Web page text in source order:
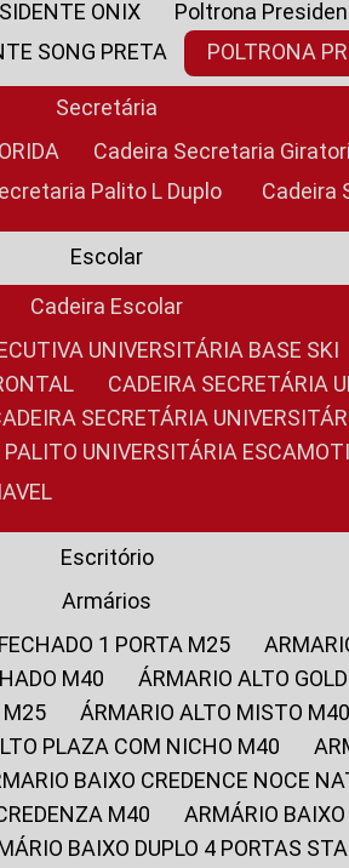
ONIX
Poltrona
SONG PRETA POLTRONA
Secretária
Cadeira Secretaria
Palito L Duplo
Escolar
Cadeira Escolar
UNIVERSITÁRIA BASE SKI
CADEIRA SECRETÁRIA
CADEIRA SECRETÁRIA
PALITO UNIVERSITÁRIA
Escritório
Armários
1 PORTA M25
M40
ÁRMARIO ALTO
M25
ÁRMARIO ALTO MISTO M40
PLAZA COM NICHO M40
BAIXO CREDENCE NOCE
M40
ARMÁRIO
BAIXO DUPLO 4 PORTAS